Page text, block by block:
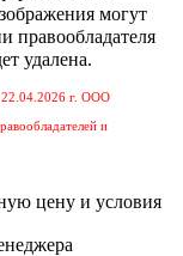
могут
правообладателя
удалена.
22.04.2026 г. ООО
и
цену и условия